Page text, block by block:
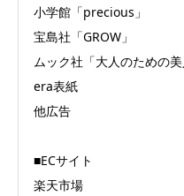
小学館「precious」
宝島社「GROW」
ムック社「大人のための
era表紙
他広告
■ECサイト
楽天市場